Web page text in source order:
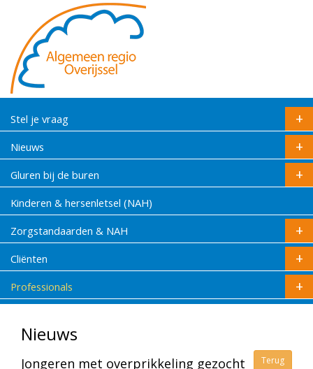
Stel je vraag
Nieuws
Gluren bij de buren
Kinderen & hersenletsel (NAH)
Zorgstandaarden & NAH
Cliënten
Professionals
Nieuws
Terug
Jongeren met overprikkeling gezocht